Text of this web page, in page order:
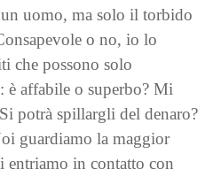
uomo, ma solo il torbido
o no, io lo
che possono solo
affabile o superbo? Mi
potrà spillargli del denaro?
guardiamo la maggior
entriamo in contatto con